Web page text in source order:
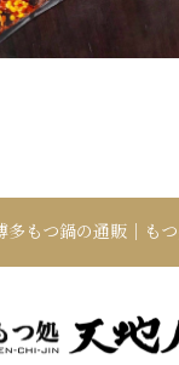
多もつ鍋の通販｜も